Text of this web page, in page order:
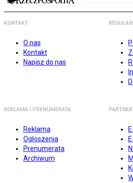
KONTAKT
O nas
Kontakt
Napisz do nas
REKLAMA I PRENUMERATA
Reklama
Ogłoszenia
Prenumerata
Archiwum